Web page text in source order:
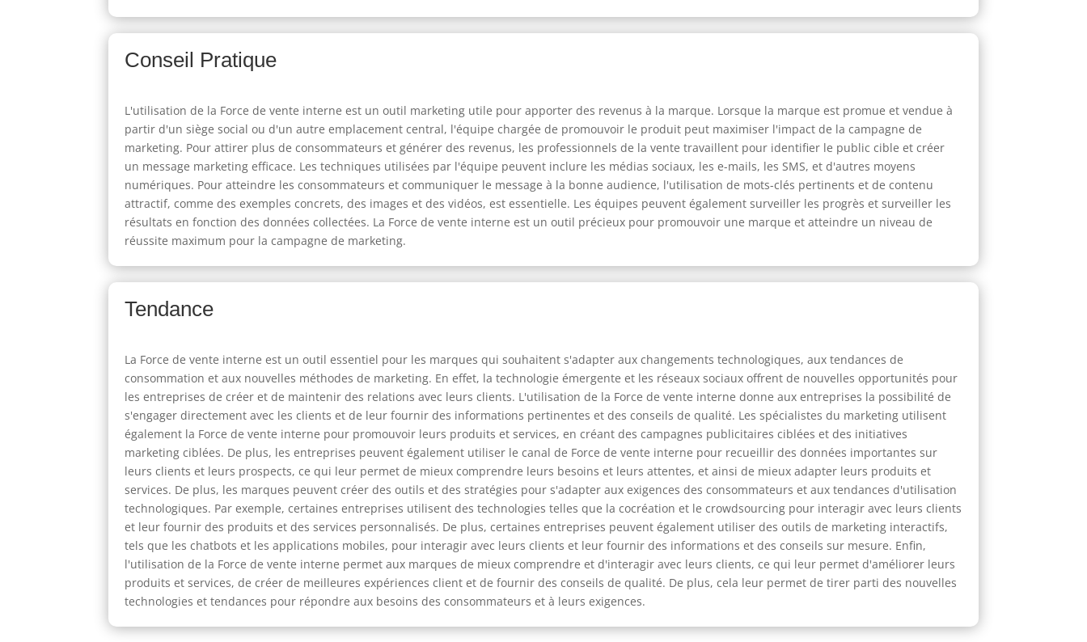
Conseil Pratique
L'utilisation de la Force de vente interne est un outil marketing utile pour apporter des revenus à la marque. Lorsque la marque est promue et vendue à
partir d'un siège social ou d'un autre emplacement central, l'équipe chargée de promouvoir le produit peut maximiser l'impact de la campagne de
marketing. Pour attirer plus de consommateurs et générer des revenus, les professionnels de la vente travaillent pour identifier le public cible et créer
un message marketing efficace. Les techniques utilisées par l'équipe peuvent inclure les médias sociaux, les e-mails, les SMS, et d'autres moyens
numériques. Pour atteindre les consommateurs et communiquer le message à la bonne audience, l'utilisation de mots-clés pertinents et de contenu
attractif, comme des exemples concrets, des images et des vidéos, est essentielle. Les équipes peuvent également surveiller les progrès et surveiller les
résultats en fonction des données collectées. La Force de vente interne est un outil précieux pour promouvoir une marque et atteindre un niveau de
réussite maximum pour la campagne de marketing.
Tendance
La Force de vente interne est un outil essentiel pour les marques qui souhaitent s'adapter aux changements technologiques, aux tendances de
consommation et aux nouvelles méthodes de marketing. En effet, la technologie émergente et les réseaux sociaux offrent de nouvelles opportunités pour
les entreprises de créer et de maintenir des relations avec leurs clients. L'utilisation de la Force de vente interne donne aux entreprises la possibilité de
s'engager directement avec les clients et de leur fournir des informations pertinentes et des conseils de qualité. Les spécialistes du marketing utilisent
également la Force de vente interne pour promouvoir leurs produits et services, en créant des campagnes publicitaires ciblées et des initiatives
marketing ciblées. De plus, les entreprises peuvent également utiliser le canal de Force de vente interne pour recueillir des données importantes sur
leurs clients et leurs prospects, ce qui leur permet de mieux comprendre leurs besoins et leurs attentes, et ainsi de mieux adapter leurs produits et
services. De plus, les marques peuvent créer des outils et des stratégies pour s'adapter aux exigences des consommateurs et aux tendances d'utilisation
technologiques. Par exemple, certaines entreprises utilisent des technologies telles que la cocréation et le crowdsourcing pour interagir avec leurs clients
et leur fournir des produits et des services personnalisés. De plus, certaines entreprises peuvent également utiliser des outils de marketing interactifs,
tels que les chatbots et les applications mobiles, pour interagir avec leurs clients et leur fournir des informations et des conseils sur mesure. Enfin,
l'utilisation de la Force de vente interne permet aux marques de mieux comprendre et d'interagir avec leurs clients, ce qui leur permet d'améliorer leurs
produits et services, de créer de meilleures expériences client et de fournir des conseils de qualité. De plus, cela leur permet de tirer parti des nouvelles
technologies et tendances pour répondre aux besoins des consommateurs et à leurs exigences.